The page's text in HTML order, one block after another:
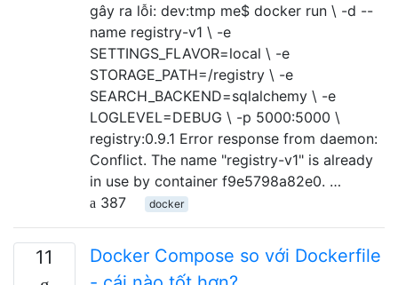
gây ra lỗi: dev:tmp me$ docker run \ -d --
name registry-v1 \ -e
SETTINGS_FLAVOR=local \ -e
STORAGE_PATH=/registry \ -e
SEARCH_BACKEND=sqlalchemy \ -e
LOGLEVEL=DEBUG \ -p 5000:5000 \
registry:0.9.1 Error response from daemon:
Conflict. The name "registry-v1" is already
in use by container f9e5798a82e0. …
387
docker
11
Docker Compose so với Dockerfile